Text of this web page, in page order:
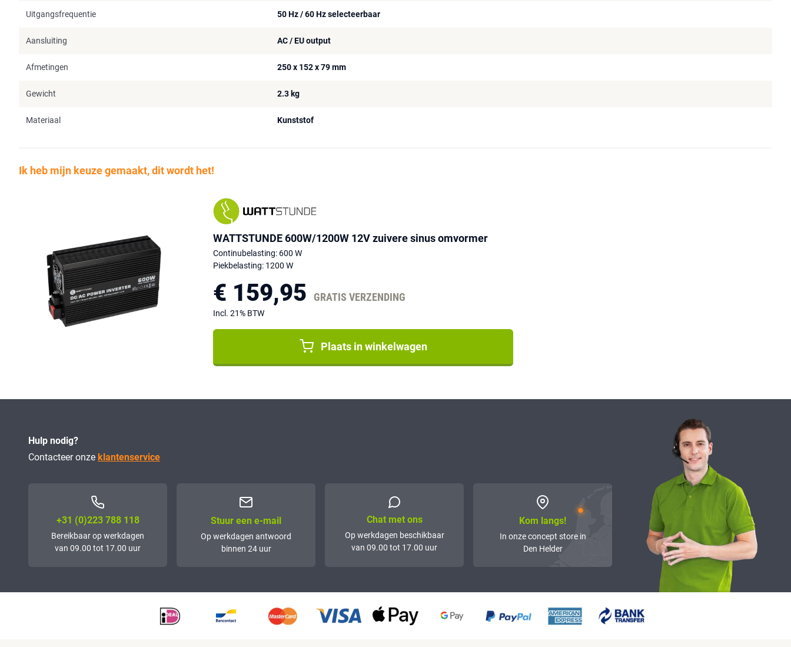
Uitgangsfrequentie 50 Hz / 60 Hz selecteerbaar
Aansluiting AC / EU output
Afmetingen 250 x 152 x 79 mm
Gewicht 2.3 kg
Materiaal Kunststof
Ik heb mijn keuze gemaakt, dit wordt het!
WATTSTUNDE 600W/1200W 12V zuivere sinus omvormer
Continubelasting: 600 W
Piekbelasting: 1200 W
€ 159,95 GRATIS VERZENDING
Incl. 21% BTW
Plaats in winkelwagen
Hulp nodig?
Contacteer onze klantenservice
+31 (0)223 788 118
Bereikbaar op werkdagen
van 09.00 tot 17.00 uur
Stuur een e-mail
Op werkdagen antwoord
binnen 24 uur
Chat met ons
Op werkdagen beschikbaar
van 09.00 tot 17.00 uur
Kom langs!
In onze concept store in
Den Helder